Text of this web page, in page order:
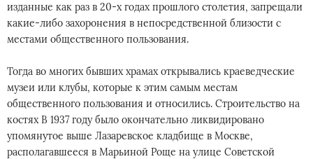
изданные как раз в 20-х годах прошлого столетия, запрещали
какие-либо захоронения в непосредственной близости с
местами общественного пользования.
Тогда во многих бывших храмах открывались краеведческие
музеи или клубы, которые к этим самым местам
общественного пользования и относились. Строительство на
костях В 1937 году было окончательно ликвидировано
упомянутое выше Лазаревское кладбище в Москве,
располагавшееся в Марьиной Роще на улице Советской